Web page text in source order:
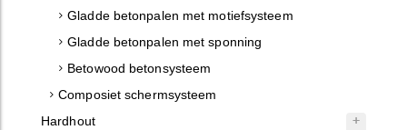
Gladde betonpalen met motiefsysteem
Gladde betonpalen met sponning
Betowood betonsysteem
Composiet schermsysteem
Hardhout